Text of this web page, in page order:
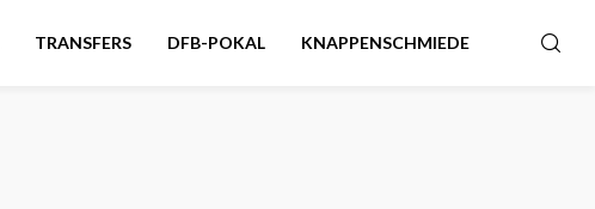
TRANSFERS DFB-POKAL KNAPPENSCHMIEDE